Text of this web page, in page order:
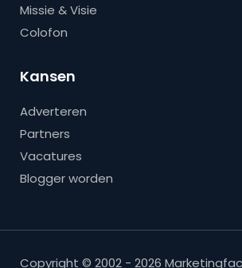
Missie & Visie
Colofon
Kansen
Adverteren
Partners
Vacatures
Blogger worden
Copyright © 2002 - 2026